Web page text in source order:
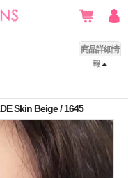
商品詳細情
報
Skin Beige / 1645